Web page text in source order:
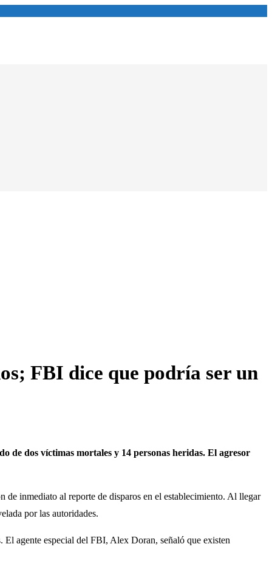
FBI dice que podría ser un
de dos víctimas mortales y 14 personas heridas. El agresor
inmediato al reporte de disparos en el establecimiento. Al llegar
por las autoridades.
agente especial del FBI, Alex Doran, señaló que existen